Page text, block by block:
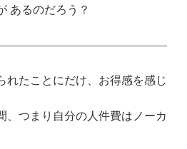
あるのだろう？
れたことにだけ、お得感を感じ
、つまり自分の人件費はノーカ